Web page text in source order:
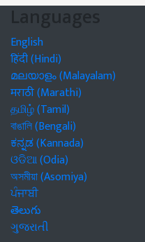
Languages
English
हिंदी (Hindi)
മലയാളം (Malayalam)
मराठी (Marathi)
தமிழ் (Tamil)
বাঙালি (Bengali)
ಕನ್ನಡ (Kannada)
ଓଡିଆ (Odia)
অসমীয়া (Asomiya)
ਪੰਜਾਬੀ
తెలుగు
ગુજરાતી